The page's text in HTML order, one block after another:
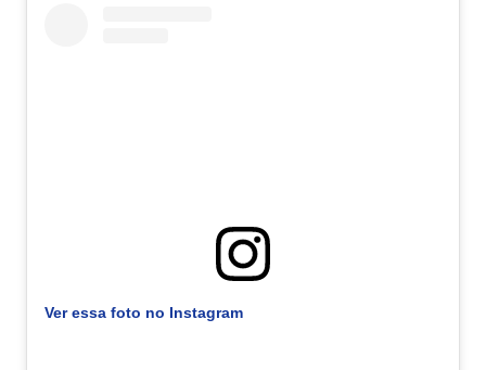
Ver essa foto no Instagram